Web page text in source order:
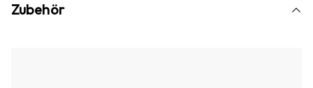
Zubehör